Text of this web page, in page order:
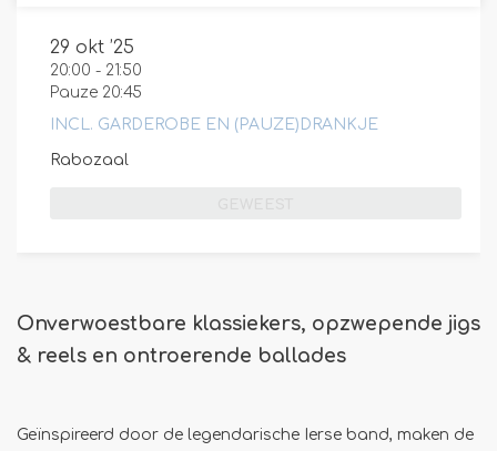
29 okt ’25
20:00 - 21:50
Pauze 20:45
INCL. GARDEROBE EN (PAUZE)DRANKJE
Rabozaal
Onverwoestbare klassiekers, opzwepende jigs
& reels en ontroerende ballades
Geïnspireerd door de legendarische Ierse band, maken de